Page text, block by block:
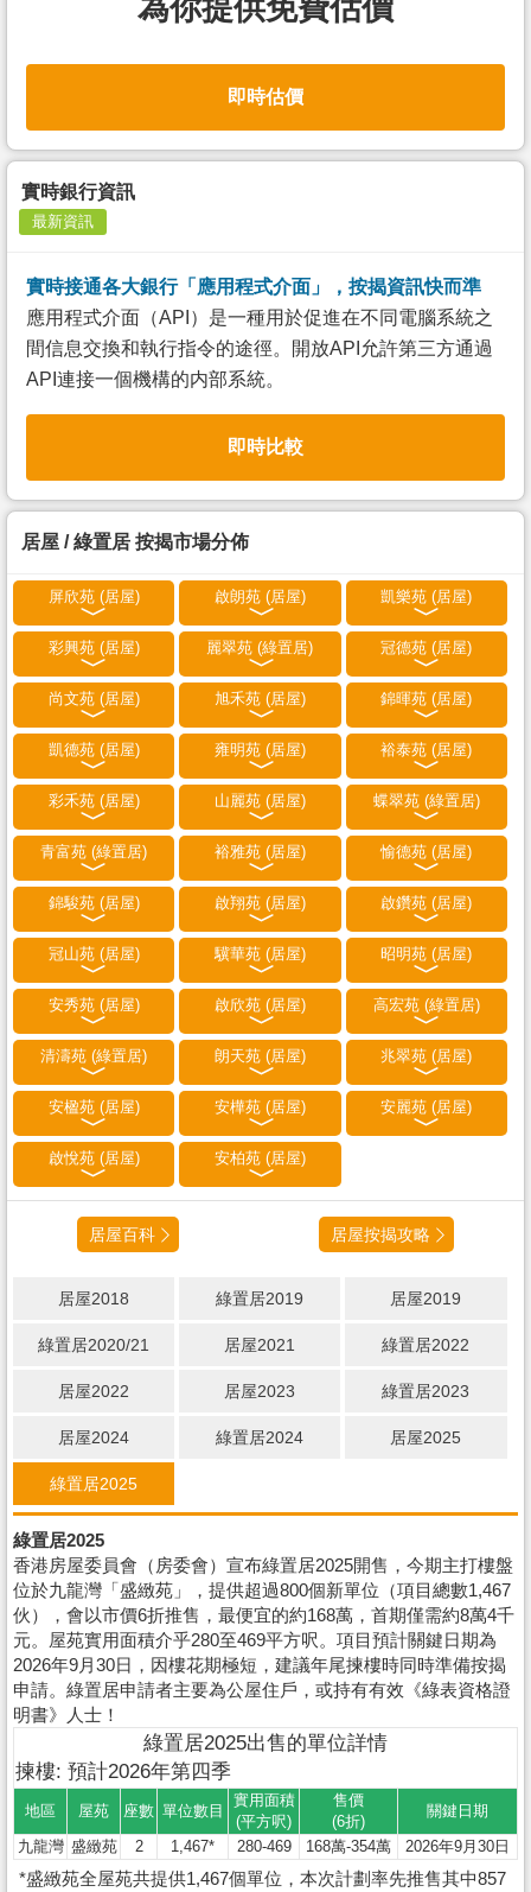
為你提供免費估價
即時估價
實時銀行資訊
最新資訊
實時接通各大銀行「應用程式介面」，按揭資訊快而準
應用程式介面（API）是一種用於促進在不同電腦系統之
間信息交換和執行指令的途徑。開放API允許第三方通過
API連接一個機構的内部系統。
即時比較
居屋 / 綠置居 按揭市場分佈
屏欣苑 (居屋) 啟朗苑 (居屋) 凱樂苑 (居屋)
彩興苑 (居屋) 麗翠苑 (綠置居) 冠德苑 (居屋)
尚文苑 (居屋) 旭禾苑 (居屋) 錦暉苑 (居屋)
凱德苑 (居屋) 雍明苑 (居屋) 裕泰苑 (居屋)
彩禾苑 (居屋) 山麗苑 (居屋) 蝶翠苑 (綠置居)
青富苑 (綠置居) 裕雅苑 (居屋) 愉德苑 (居屋)
錦駿苑 (居屋) 啟翔苑 (居屋) 啟鑽苑 (居屋)
冠山苑 (居屋) 驥華苑 (居屋) 昭明苑 (居屋)
安秀苑 (居屋) 啟欣苑 (居屋) 高宏苑 (綠置居)
清濤苑 (綠置居) 朗天苑 (居屋) 兆翠苑 (居屋)
安楹苑 (居屋) 安樺苑 (居屋) 安麗苑 (居屋)
啟悅苑 (居屋) 安柏苑 (居屋)
居屋百科 居屋按揭攻略
居屋2018 綠置居2019 居屋2019
綠置居2020/21 居屋2021 綠置居2022
居屋2022 居屋2023 綠置居2023
居屋2024 綠置居2024 居屋2025
綠置居2025
綠置居2025
香港房屋委員會（房委會）宣布綠置居2025開售，今期主打樓盤
位於九龍灣「盛緻苑」，提供超過800個新單位（項目總數1,467
伙），會以市價6折推售，最便宜的約168萬，首期僅需約8萬4千
元。屋苑實用面積介乎280至469平方呎。項目預計關鍵日期為
2026年9月30日，因樓花期極短，建議年尾揀樓時同時準備按揭
申請。綠置居申請者主要為公屋住戶，或持有有效《綠表資格證
明書》人士！
綠置居2025出售的單位詳情
揀樓: 預計2026年第四季
地區 屋苑 座數 單位數目
實用面積
(平方呎)
售價
(6折)
關鍵日期
九龍灣 盛緻苑 2 1,467* 280-469 168萬-354萬 2026年9月30日
*盛緻苑全屋苑共提供1,467個單位，本次計劃率先推售其中857